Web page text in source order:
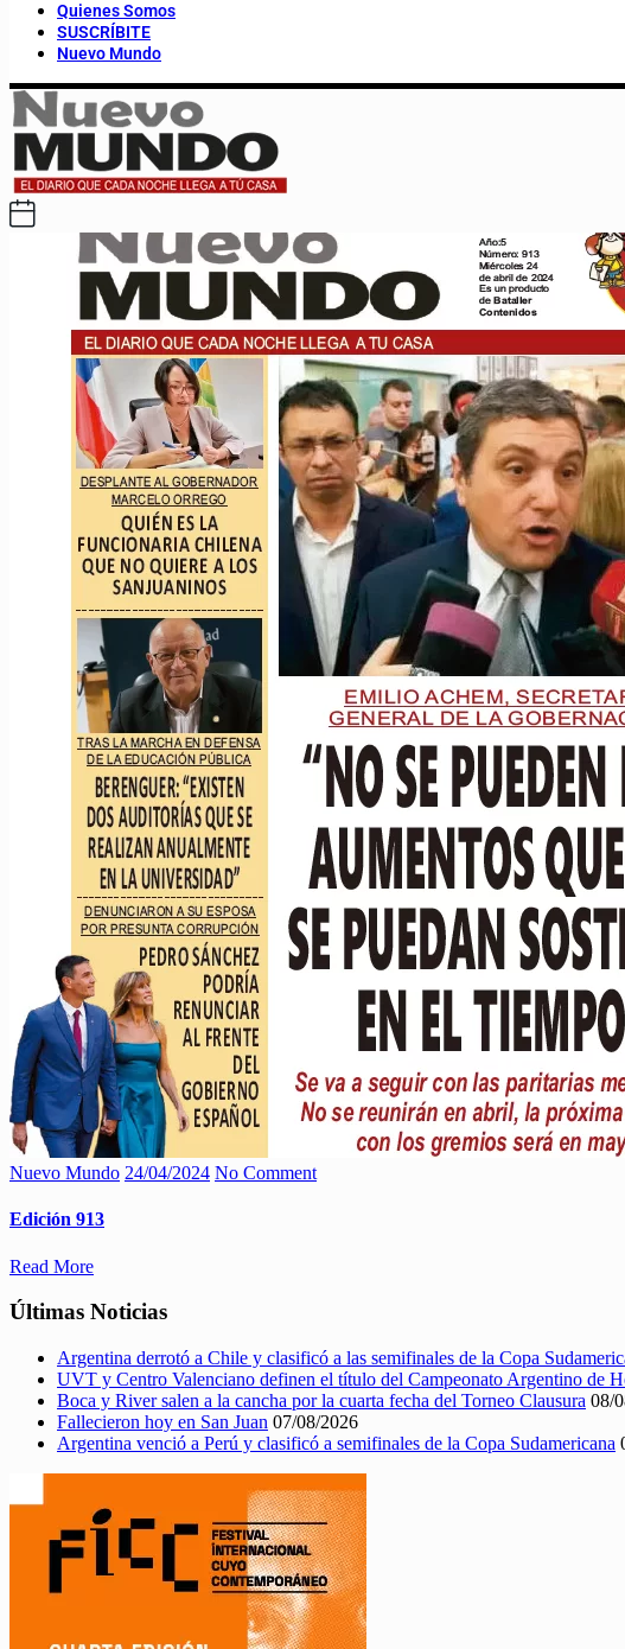
Quienes Somos
SUSCRÍBITE
Nuevo Mundo
Nuevo Mundo 24/04/2024 No Comment
Edición 913
Read More
Últimas Noticias
Argentina derrotó a Chile y clasificó a las semifinales de la Copa
UVT y Centro Valenciano definen el título del Campeonato Argentino de
Boca y River salen a la cancha por la cuarta fecha del Torneo Clausura 08/
Fallecieron hoy en San Juan 07/08/2026
Argentina venció a Perú y clasificó a semifinales de la Copa Sudamericana